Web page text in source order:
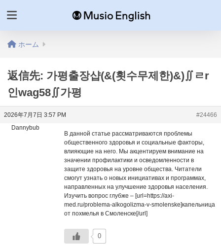
ホーム
返信先: 가평출장샵(&(횟수무제한)&)∬ㄹr
인wag58∬가평
2026年7月7日 3:57 PM
#24466
Dannybub
В данной статье рассматриваются проблемы
общественного здоровья и социальные факторы,
влияющие на него. Мы акцентируем внимание на
значении профилактики и осведомленности в
защите здоровья на уровне общества. Читатели
смогут узнать о новых инициативах и программах,
направленных на улучшение здоровья населения.
Изучить вопрос глубже – [url=https://axi-
med.ru/problema-alkogolizma-v-smolenske]капельница
от похмелья в Смоленске[/url]
0